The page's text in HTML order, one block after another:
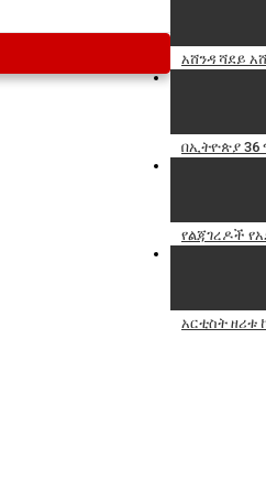
አሸንዳ ሻደይ
በኢትዮጵያ
የልጃገረዶች
አርቲስት ዘሪቱ